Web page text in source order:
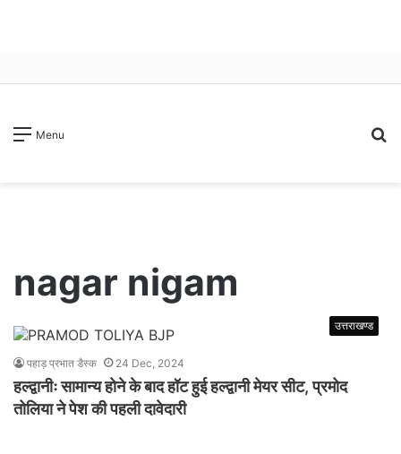
Menu
nagar nigam
उत्तराखण्ड
पहाड़ प्रभात डैस्क 24 Dec, 2024
हल्द्वानीः सामान्य होने के बाद हॉट हुई हल्द्वानी मेयर सीट, प्रमोद
तोलिया ने पेश की पहली दावेदारी